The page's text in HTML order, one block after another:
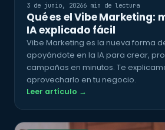
3 de junio, 20266 min de lectura
Qué es el Vibe Marketing:
IA explicado fácil
Vibe Marketing es la nueva forma
apoyándote en la IA para crear,
campañas en minutos. Te
aprovecharlo en tu negocio.
Leer artículo →